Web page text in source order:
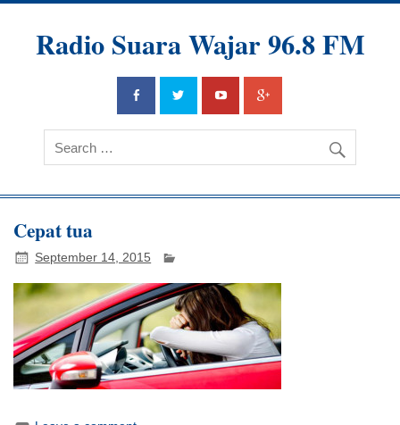
Radio Suara Wajar 96.8 FM
Cepat tua
September 14, 2015